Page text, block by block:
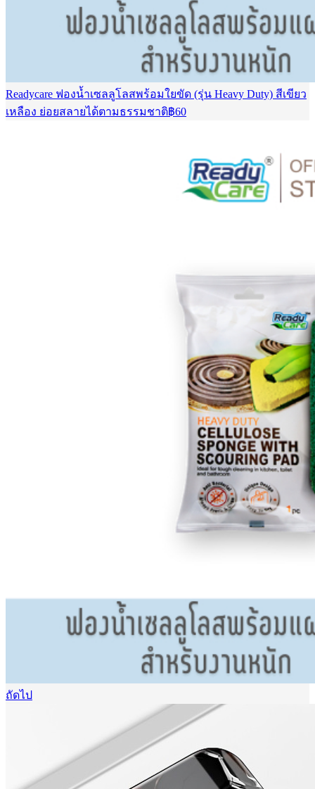
Readycare ฟองน้ำเซลลูโลสพร้อมใยขัด (รุ่น Heavy Duty) สีเขียว
เหลือง ย่อยสลายได้ตามธรรมชาติ฿60
ถัดไป